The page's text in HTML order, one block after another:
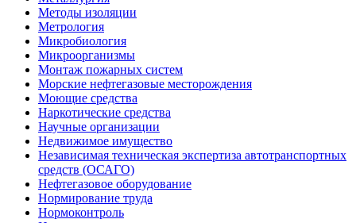
Методы изоляции
Метрология
Микробиология
Микроорганизмы
Монтаж пожарных систем
Морские нефтегазовые месторождения
Моющие средства
Наркотические средства
Научные организации
Недвижимое имущество
Независимая техническая экспертиза автотранспортных
средств (ОСАГО)
Нефтегазовое оборудование
Нормирование труда
Нормоконтроль